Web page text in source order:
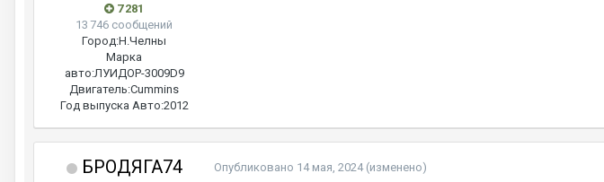
7 281
13 746 сообщений
Город:Н.Челны
Марка
авто:ЛУИДОР-3009D9
Двигатель:Cummins
Год выпуска Авто:2012
БРОДЯГА74 Опубликовано 14 мая, 2024 (изменено)